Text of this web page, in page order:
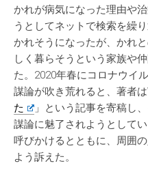
かれが病気になった理由や
うとしてネットで検索を繰
かれそうになったが、かれ
しく暮らそうという家族や
た。2020年春にコロナウイ
謀論が吹き荒れると、著者
た
」という記事を寄稿し
謀論に魅了されようとして
呼びかけるとともに、周囲
よう訴えた。